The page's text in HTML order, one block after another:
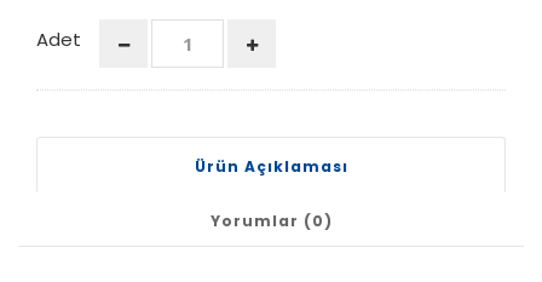
Adet
Ürün Açıklaması
Yorumlar (0)